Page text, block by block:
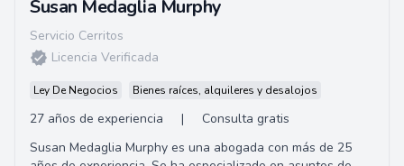
Susan Medaglia Murphy
Servicio Cerritos
Licencia Verificada
Ley De Negocios Bienes raíces, alquileres y desalojos
27 años de experiencia |
Consulta gratis
Susan Medaglia Murphy es una abogada con más de 25